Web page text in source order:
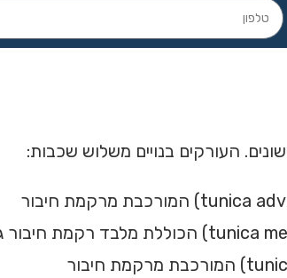
העורקים בנויים משלוש שכבות: